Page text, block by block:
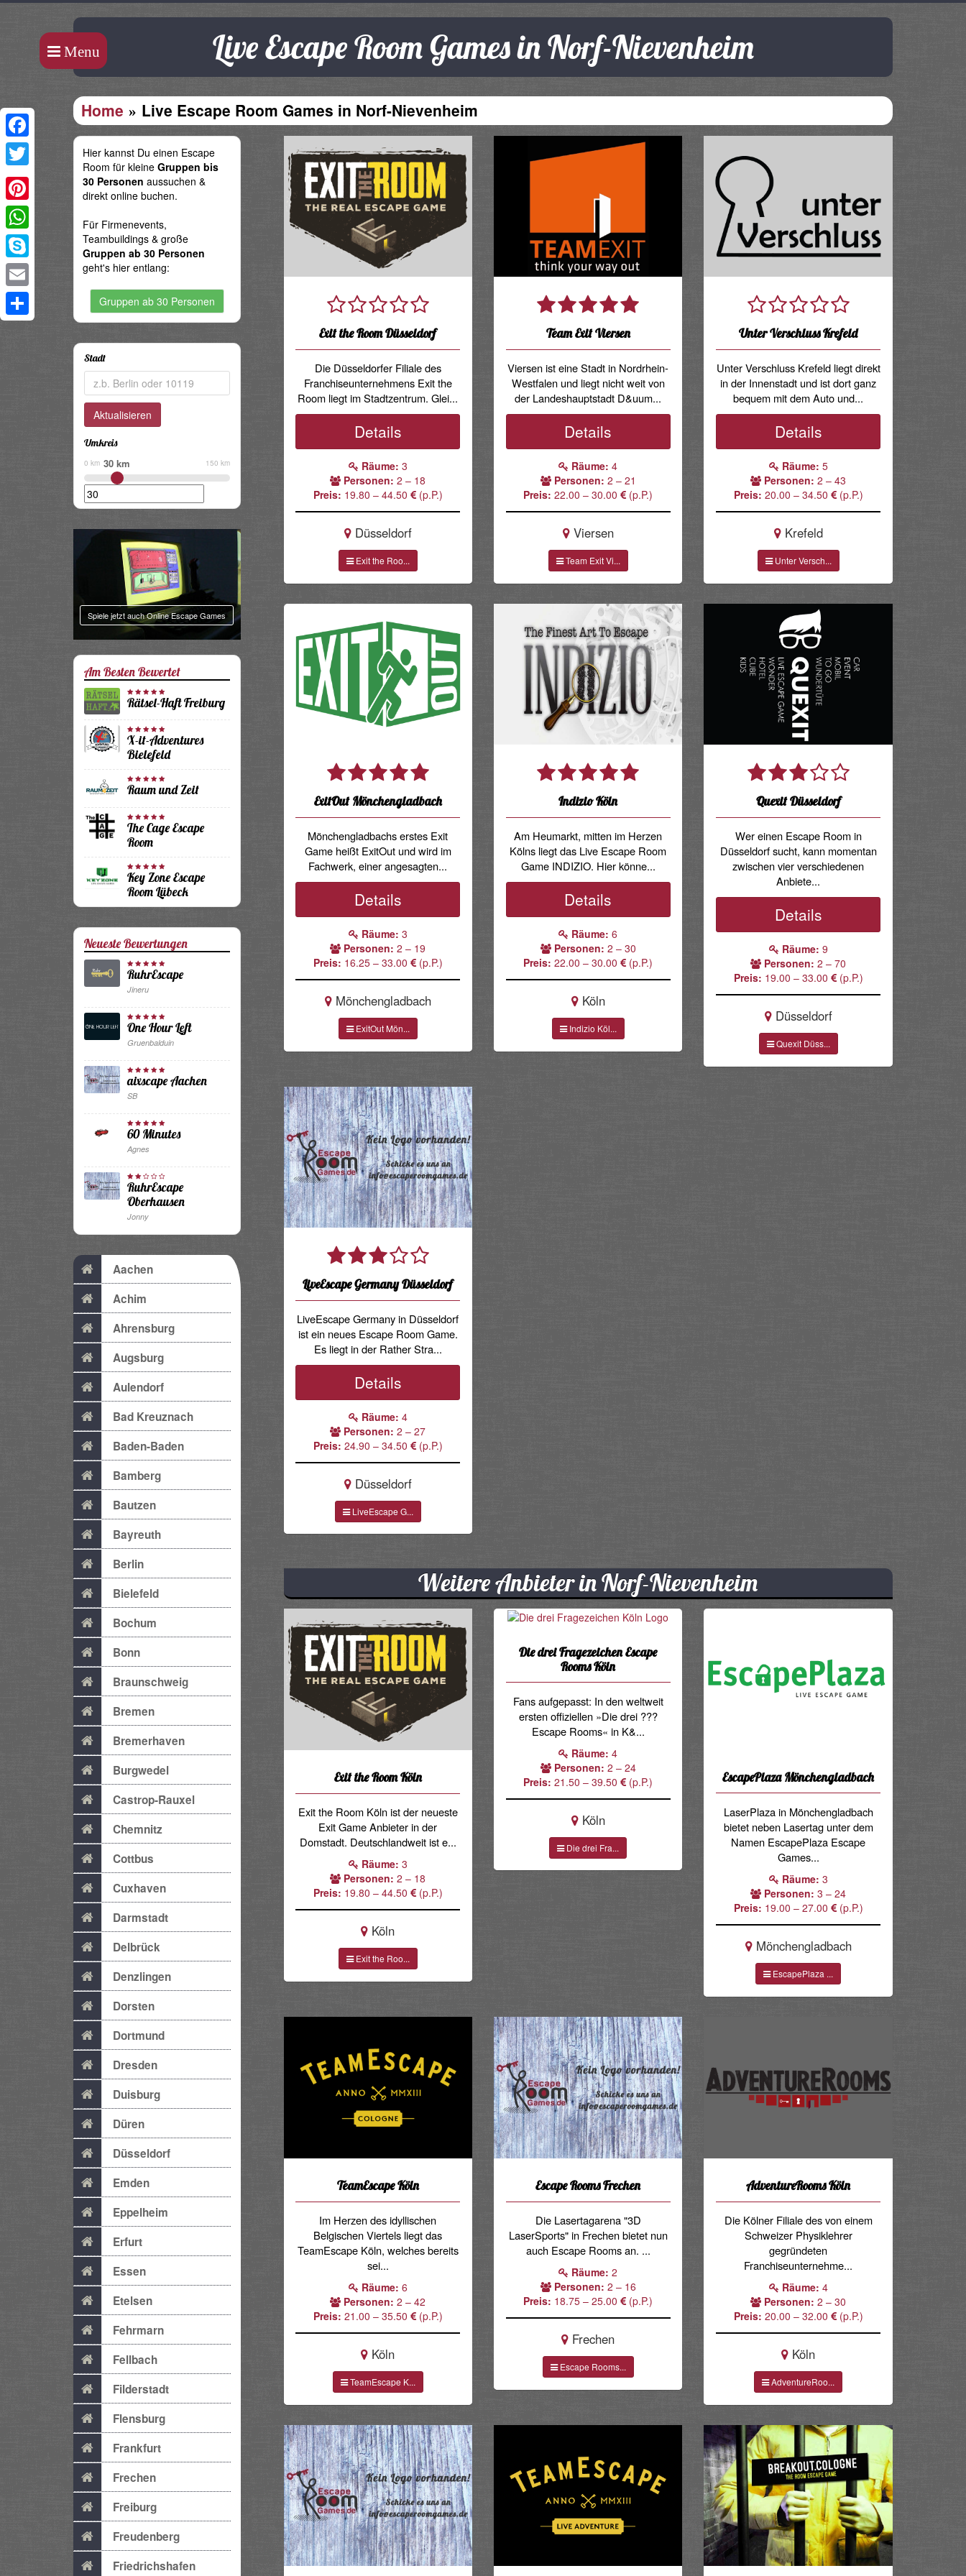
Menu Live Escape Room Games in Norf-Nievenheim
Home Live Escape Room Games in Norf-Nievenheim
Hier kannst Du einen Escape
Room für kleine Gruppen bis
30 Personen aussuchen &
direkt online buchen.
Für Firmenevents,
Teambuildings & große
Gruppen ab 30 Personen
geht's hier entlang:
Gruppen ab 30 Personen
Stadt
Umkreis
0 km 150 km
30 km
Spiele jetzt auch Online Escape Games
Am Besten Bewertet
Rätsel-Haft Freiburg
X-it-Adventures
Bielefeld
Raum und Zeit
The Cage Escape
Room
Key Zone Escape
Room Lübeck
Neueste Bewertungen
RuhrEscape
Jineru
One Hour Left
Gruenbalduin
aixscape Aachen
SB
60 Minutes
Agnes
RuhrEscape
Oberhausen
Jonny
Aachen
Achim
Ahrensburg
Augsburg
Aulendorf
Bad Kreuznach
Baden-Baden
Bamberg
Bautzen
Bayreuth
Berlin
Bielefeld
Bochum
Bonn
Braunschweig
Bremen
Bremerhaven
Burgwedel
Castrop-Rauxel
Chemnitz
Cottbus
Cuxhaven
Darmstadt
Delbrück
Denzlingen
Dorsten
Dortmund
Dresden
Duisburg
Düren
Düsseldorf
Emden
Eppelheim
Erfurt
Essen
Etelsen
Fehrmarn
Fellbach
Filderstadt
Flensburg
Frankfurt
Frechen
Freiburg
Freudenberg
Friedrichshafen
Exit the Room Düsseldorf
Die Düsseldorfer Filiale des
Franchiseunternehmens Exit the
Room liegt im Stadtzentrum. Glei...
Details
Räume: 3
Personen: 2 – 18
Preis: 19.80 – 44.50 (p.P.)
Düsseldorf
Exit the Roo...
Team Exit Viersen
Viersen ist eine Stadt in Nordrhein-
Westfalen und liegt nicht weit von
der Landeshauptstadt D&uum...
Details
Räume: 4
Personen: 2 – 21
Preis: 22.00 – 30.00 (p.P.)
Viersen
Team Exit Vi...
Unter Verschluss Krefeld
Unter Verschluss Krefeld liegt direkt
in der Innenstadt und ist dort ganz
bequem mit dem Auto und...
Details
Räume: 5
Personen: 2 – 43
Preis: 20.00 – 34.50 (p.P.)
Krefeld
Unter Versch...
ExitOut Mönchengladbach
Mönchengladbachs erstes Exit
Game heißt ExitOut und wird im
Fachwerk, einer angesagten...
Details
Räume: 3
Personen: 2 – 19
Preis: 16.25 – 33.00 (p.P.)
Mönchengladbach
ExitOut Mön...
Indizio Köln
Am Heumarkt, mitten im Herzen
Kölns liegt das Live Escape Room
Game INDIZIO. Hier könne...
Details
Räume: 6
Personen: 2 – 30
Preis: 22.00 – 30.00 (p.P.)
Köln
Indizio Köl...
Quexit Düsseldorf
Wer einen Escape Room in
Düsseldorf sucht, kann momentan
zwischen vier verschiedenen
Anbiete...
Details
Räume: 9
Personen: 2 – 70
Preis: 19.00 – 33.00 (p.P.)
Düsseldorf
Quexit Düss...
LiveEscape Germany Düsseldorf
LiveEscape Germany in Düsseldorf
ist ein neues Escape Room Game.
Es liegt in der Rather Stra...
Details
Räume: 4
Personen: 2 – 27
Preis: 24.90 – 34.50 (p.P.)
Düsseldorf
LiveEscape G...
Weitere Anbieter in Norf-Nievenheim
Exit the Room Köln
Exit the Room Köln ist der neueste
Exit Game Anbieter in der
Domstadt. Deutschlandweit ist e...
Räume: 3
Personen: 2 – 18
Preis: 19.80 – 44.50 (p.P.)
Köln
Exit the Roo...
Die drei Fragezeichen Escape
Rooms Köln
Fans aufgepasst: In den weltweit
ersten offiziellen »Die drei ???
Escape Rooms« in K&...
Räume: 4
Personen: 2 – 24
Preis: 21.50 – 39.50 (p.P.)
Köln
Die drei Fra...
EscapePlaza Mönchengladbach
LaserPlaza in Mönchengladbach
bietet neben Lasertag unter dem
Namen EscapePlaza Escape
Games...
Räume: 3
Personen: 3 – 24
Preis: 19.00 – 27.00 (p.P.)
Mönchengladbach
EscapePlaza ...
TeamEscape Köln
Im Herzen des idyllischen
Belgischen Viertels liegt das
TeamEscape Köln, welches bereits
sei...
Räume: 6
Personen: 2 – 42
Preis: 21.00 – 35.50 (p.P.)
Köln
TeamEscape K...
Escape Rooms Frechen
Die Lasertagarena "3D
LaserSports" in Frechen bietet nun
auch Escape Rooms an. ...
Räume: 2
Personen: 2 – 16
Preis: 18.75 – 25.00 (p.P.)
Frechen
Escape Rooms...
AdventureRooms Köln
Die Kölner Filiale des von einem
Schweizer Physiklehrer
gegründeten
Franchiseunternehme...
Räume: 4
Personen: 2 – 30
Preis: 20.00 – 32.00 (p.P.)
Köln
AdventureRoo...
Facebook
Twitter
Pinterest
WhatsApp
Skype
Email